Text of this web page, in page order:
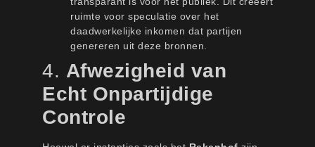
ruimte voor speculatie over het
daadwerkelijke inkomen dat partijen
genereren uit deze bronnen.
4. Afwezigheid van
Echt Onpartijdige
Controle